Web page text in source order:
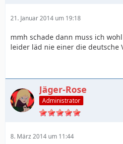
21. Januar 2014 um 19:18
mmh schade dann muss ich
leider läd nie einer die deutsche
Jäger-Rose
Administrator
8. März 2014 um 11:44